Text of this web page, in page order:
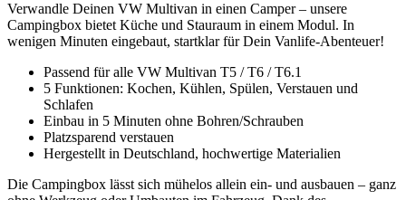
Verwandle Deinen VW Multivan in einen Camper – unsere
Campingbox bietet Küche und Stauraum in einem Modul. In
wenigen Minuten eingebaut, startklar für Dein Vanlife-Abenteuer!
Passend für alle VW Multivan T5 / T6 / T6.1
5 Funktionen: Kochen, Kühlen, Spülen, Verstauen und
Schlafen
Einbau in 5 Minuten ohne Bohren/Schrauben
Platzsparend verstauen
Hergestellt in Deutschland, hochwertige Materialien
Die Campingbox lässt sich mühelos allein ein- und ausbauen – ganz